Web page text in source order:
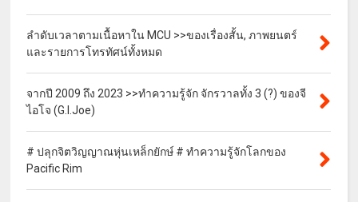
ลำดับเวลาตามเนื้อหาใน MCU >>ของเรื่องสั้น, ภาพยนตร์
และรายการโทรทัศน์ทั้งหมด
จากปี 2009 ถึง 2023 >>ทำความรู้จัก จักรวาลทั้ง 3 (?) ของจี
ไอโจ (G.I.Joe)
# ปลุกจิตวิญญาณหุ่นเหล็กยักษ์ # ทำความรู้จักโลกของ
Pacific Rim